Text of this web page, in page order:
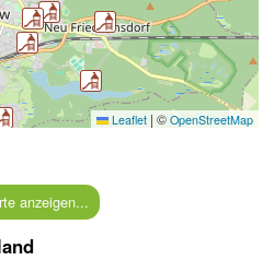
Leaflet | © OpenStreetMap
anzeigen...